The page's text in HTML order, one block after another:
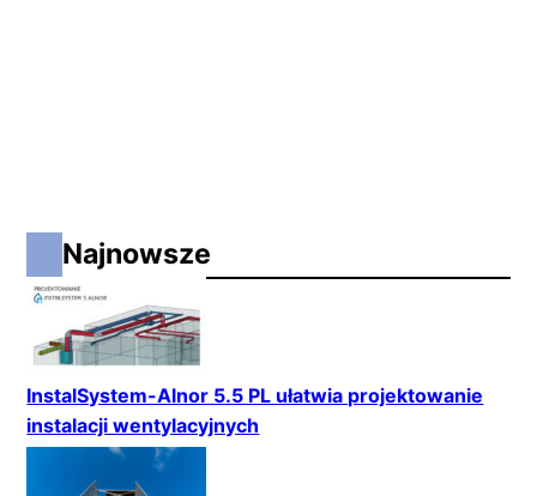
Najnowsze
InstalSystem-Alnor 5.5 PL ułatwia projektowanie
instalacji wentylacyjnych